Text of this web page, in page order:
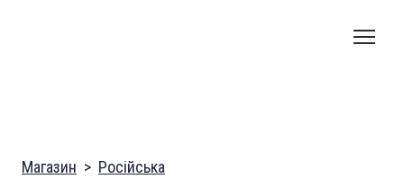
Магазин Російська